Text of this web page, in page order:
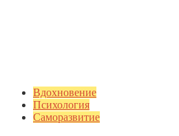
Вдохновение
Психология
Саморазвитие